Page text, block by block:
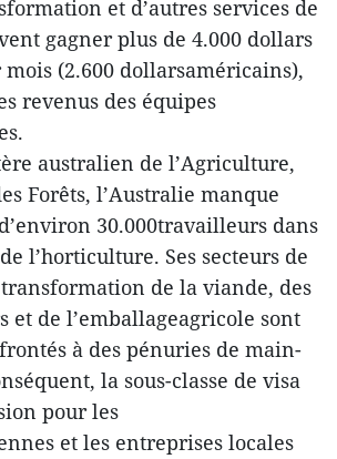
et d’autres services de
gagner plus de 4.000 dollars
(2.600 dollarsaméricains),
revenus des équipes
australien de l’Agriculture,
Forêts, l’Australie manque
30.000travailleurs dans
l’horticulture. Ses secteurs de
de la viande, des
et de l’emballageagricole sont
à des pénuries de main-
la sous-classe de visa
pour les
et les entreprises locales